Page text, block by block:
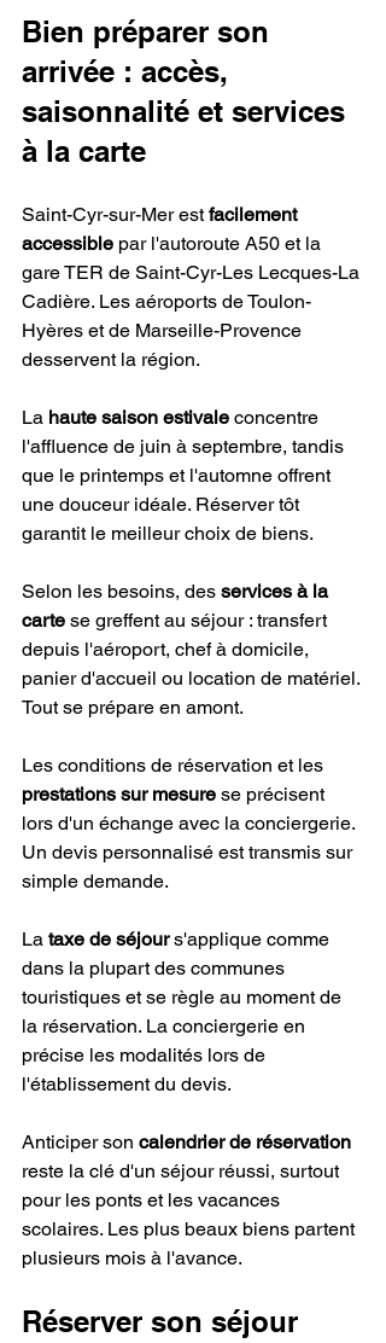
Bien préparer son
arrivée : accès,
saisonnalité et services
à la carte
Saint-Cyr-sur-Mer est facilement
accessible par l'autoroute A50 et la
gare TER de Saint-Cyr-Les Lecques-La
Cadière. Les aéroports de Toulon-
Hyères et de Marseille-Provence
desservent la région.
La haute saison estivale concentre
l'affluence de juin à septembre, tandis
que le printemps et l'automne offrent
une douceur idéale. Réserver tôt
garantit le meilleur choix de biens.
Selon les besoins, des services à la
carte se greffent au séjour : transfert
depuis l'aéroport, chef à domicile,
panier d'accueil ou location de matériel.
Tout se prépare en amont.
Les conditions de réservation et les
prestations sur mesure se précisent
lors d'un échange avec la conciergerie.
Un devis personnalisé est transmis sur
simple demande.
La taxe de séjour s'applique comme
dans la plupart des communes
touristiques et se règle au moment de
la réservation. La conciergerie en
précise les modalités lors de
l'établissement du devis.
Anticiper son calendrier de réservation
reste la clé d'un séjour réussi, surtout
pour les ponts et les vacances
scolaires. Les plus beaux biens partent
plusieurs mois à l'avance.
Réserver son séjour